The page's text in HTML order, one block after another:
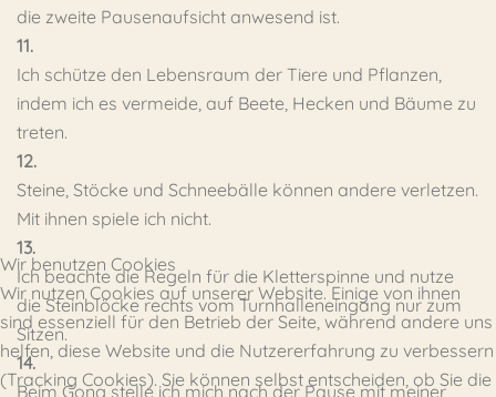
die zweite Pausenaufsicht anwesend ist.
11.
Ich schütze den Lebensraum der Tiere und Pflanzen,
indem ich es vermeide, auf Beete, Hecken und Bäume zu
treten.
12.
Steine, Stöcke und Schneebälle können andere verletzen.
Mit ihnen spiele ich nicht.
13.
Ich beachte die Regeln für die Kletterspinne und nutze
die Steinblöcke rechts vom Turnhalleneingang nur zum
Sitzen.
14.
Beim Gong stelle ich mich nach der Pause mit meiner
Wir benutzen Cookies
Wir nutzen Cookies auf unserer Website. Einige von ihnen
sind essenziell für den Betrieb der Seite, während andere uns
helfen, diese Website und die Nutzererfahrung zu verbessern
(Tracking Cookies). Sie können selbst entscheiden, ob Sie die